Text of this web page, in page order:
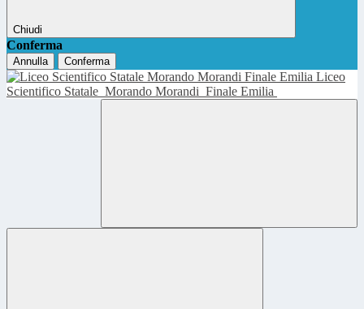
Chiudi
Conferma
Annulla Conferma
Liceo
Scientifico Statale Morando Morandi Finale Emilia